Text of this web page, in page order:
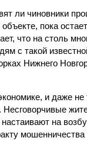
ли чиновники
пока
что на столь
с такой
Нижнего
и даже не
Несговорчивые
на